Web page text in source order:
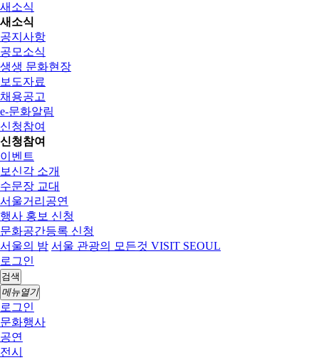
새소식
새소식
공지사항
공모소식
생생 문화현장
보도자료
채용공고
e-문화알림
신청참여
신청참여
이벤트
보신각 소개
수문장 교대
서울거리공연
행사 홍보 신청
문화공간등록 신청
서울의 밤 서울 관광의 모든것 VISIT SEOUL
로그인
검색
메뉴열기
로그인
문화행사
공연
전시